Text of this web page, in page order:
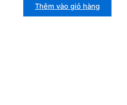
Thêm vào giỏ hàng